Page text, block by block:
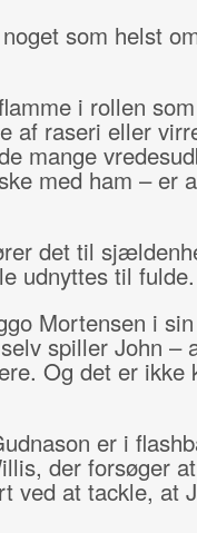
som helst
i rollen
af raseri eller
mange
med ham – er
det til
udnyttes til fulde.
Mortensen i sin
spiller John –
Og det er ikke
er i
der forsøger
ved at tackle, at